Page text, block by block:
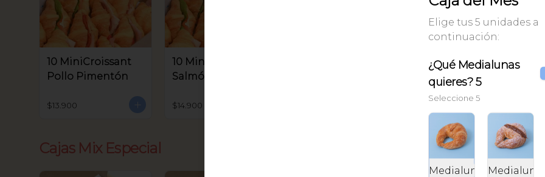
10 MiniCroissant
Pollo Pimentón
$13.900
10 MiniCroissant
Salmón, Queso
$14.900
Cajas Mix Especial
Elige tus 5 unidades a
continuación:
¿Qué Medialunas
quieres? 5
Seleccione 5
Medialuna
Medialuna